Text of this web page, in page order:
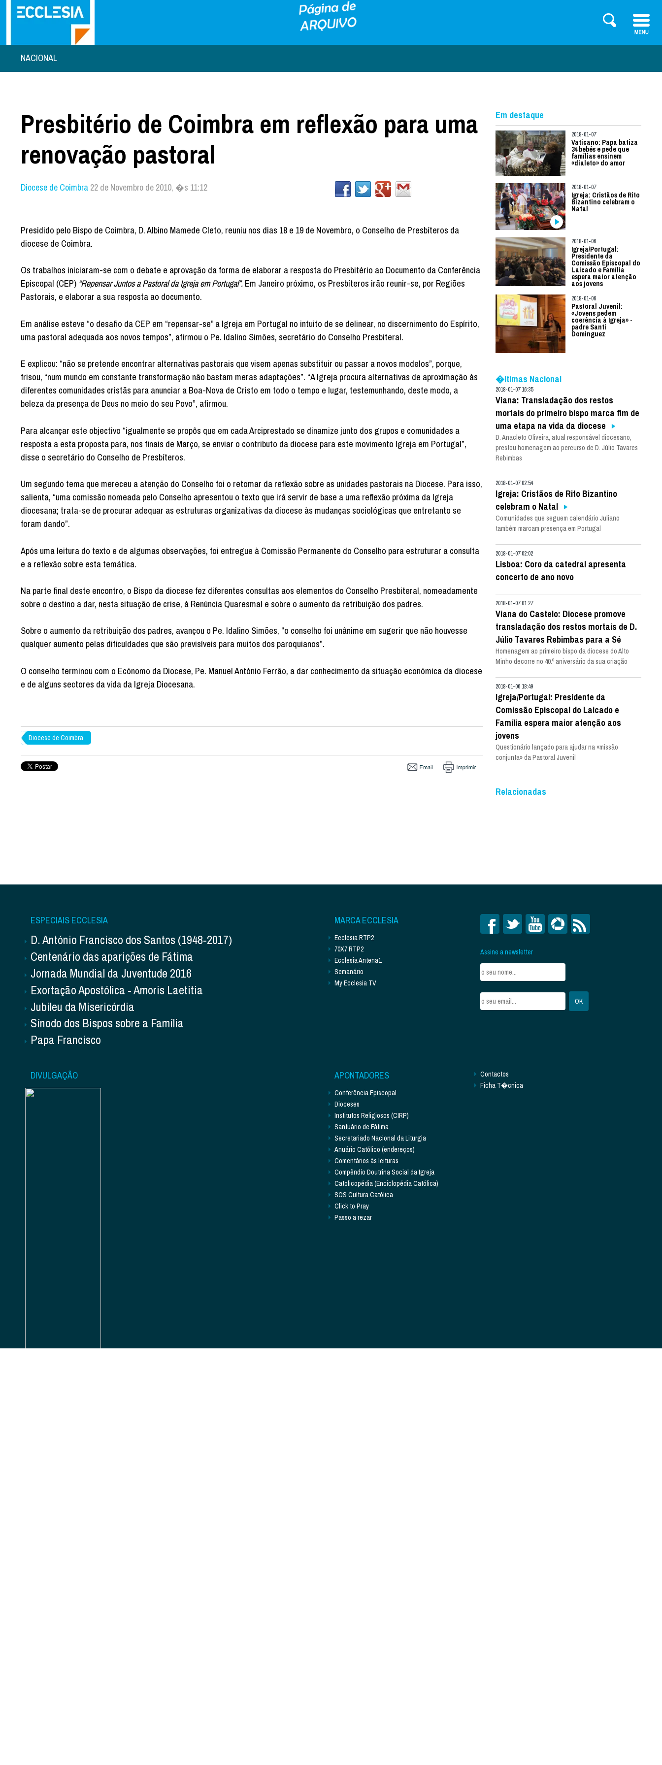
NACIONAL
Presbitério de Coimbra em reflexão para uma
renovação pastoral
Diocese de Coimbra 22 de Novembro de 2010, �s 11:12
Presidido pelo Bispo de Coimbra, D. Albino Mamede Cleto, reuniu nos dias 18 e 19 de Novembro, o Conselho de Presbíteros da
diocese de Coimbra.
Os trabalhos iniciaram-se com o debate e aprovação da forma de elaborar a resposta do Presbitério ao Documento da Conferência
Episcopal (CEP) “Repensar Juntos a Pastoral da Igreja em Portugal”. Em Janeiro próximo, os Presbíteros irão reunir-se, por Regiões
Pastorais, e elaborar a sua resposta ao documento.
Em análise esteve “o desafio da CEP em “repensar-se” a Igreja em Portugal no intuito de se delinear, no discernimento do Espírito,
uma pastoral adequada aos novos tempos”, afirmou o Pe. Idalino Simões, secretário do Conselho Presbiteral.
E explicou: “não se pretende encontrar alternativas pastorais que visem apenas substituir ou passar a novos modelos”, porque,
frisou, “num mundo em constante transformação não bastam meras adaptações”. “A Igreja procura alternativas de aproximação às
diferentes comunidades cristãs para anunciar a Boa-Nova de Cristo em todo o tempo e lugar, testemunhando, deste modo, a
beleza da presença de Deus no meio do seu Povo”, afirmou.
Para alcançar este objectivo “igualmente se propôs que em cada Arciprestado se dinamize junto dos grupos e comunidades a
resposta a esta proposta para, nos finais de Março, se enviar o contributo da diocese para este movimento Igreja em Portugal”,
disse o secretário do Conselho de Presbíteros.
Um segundo tema que mereceu a atenção do Conselho foi o retomar da reflexão sobre as unidades pastorais na Diocese. Para isso,
salienta, “uma comissão nomeada pelo Conselho apresentou o texto que irá servir de base a uma reflexão próxima da Igreja
diocesana; trata-se de procurar adequar as estruturas organizativas da diocese às mudanças sociológicas que entretanto se
foram dando”.
Após uma leitura do texto e de algumas observações, foi entregue à Comissão Permanente do Conselho para estruturar a consulta
e a reflexão sobre esta temática.
Na parte final deste encontro, o Bispo da diocese fez diferentes consultas aos elementos do Conselho Presbiteral, nomeadamente
sobre o destino a dar, nesta situação de crise, à Renúncia Quaresmal e sobre o aumento da retribuição dos padres.
Sobre o aumento da retribuição dos padres, avançou o Pe. Idalino Simões, “o conselho foi unânime em sugerir que não houvesse
qualquer aumento pelas dificuldades que são previsíveis para muitos dos paroquianos”.
O conselho terminou com o Ecónomo da Diocese, Pe. Manuel António Ferrão, a dar conhecimento da situação económica da diocese
e de alguns sectores da vida da Igreja Diocesana.
Diocese de Coimbra
Em destaque
2018-01-07
Vaticano: Papa batiza
34 bebés e pede que
famílias ensinem
«dialeto» do amor
2018-01-07
Igreja: Cristãos de Rito
Bizantino celebram o
Natal
2018-01-06
Igreja/Portugal:
Presidente da
Comissão Episcopal do
Laicado e Família
espera maior atenção
aos jovens
2018-01-06
Pastoral Juvenil:
«Jovens pedem
coerência à Igreja» -
padre Santi
Dominguez
�ltimas Nacional
2018-01-07 16:35
Viana: Transladação dos restos
mortais do primeiro bispo marca fim de
uma etapa na vida da diocese
D. Anacleto Oliveira, atual responsável diocesano,
prestou homenagem ao percurso de D. Júlio Tavares
Rebimbas
2018-01-07 02:54
Igreja: Cristãos de Rito Bizantino
celebram o Natal
Comunidades que seguem calendário Juliano
também marcam presença em Portugal
2018-01-07 02:02
Lisboa: Coro da catedral apresenta
concerto de ano novo
2018-01-07 01:27
Viana do Castelo: Diocese promove
transladação dos restos mortais de D.
Júlio Tavares Rebimbas para a Sé
Homenagem ao primeiro bispo da diocese do Alto
Minho decorre no 40.º aniversário da sua criação
2018-01-06 18:49
Igreja/Portugal: Presidente da
Comissão Episcopal do Laicado e
Família espera maior atenção aos
jovens
Questionário lançado para ajudar na «missão
conjunta» da Pastoral Juvenil
Relacionadas
ESPECIAIS ECCLESIA
D. António Francisco dos Santos (1948-2017)
Centenário das aparições de Fátima
Jornada Mundial da Juventude 2016
Exortação Apostólica - Amoris Laetitia
Jubileu da Misericórdia
Sínodo dos Bispos sobre a Família
Papa Francisco
MARCA ECCLESIA
Ecclesia RTP2
70X7 RTP2
Ecclesia Antena1
Semanário
My Ecclesia TV
Assine a newsletter
DIVULGAÇÃO APONTADORES
Conferência Episcopal
Dioceses
Institutos Religiosos (CIRP)
Santuário de Fátima
Secretariado Nacional da Liturgia
Anuário Católico (endereços)
Comentários às leituras
Compêndio Doutrina Social da Igreja
Catolicopédia (Enciclopédia Católica)
SOS Cultura Católica
Click to Pray
Passo a rezar
Contactos
Ficha T�cnica